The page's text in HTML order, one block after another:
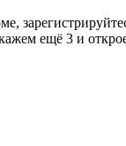
ещё 3 и